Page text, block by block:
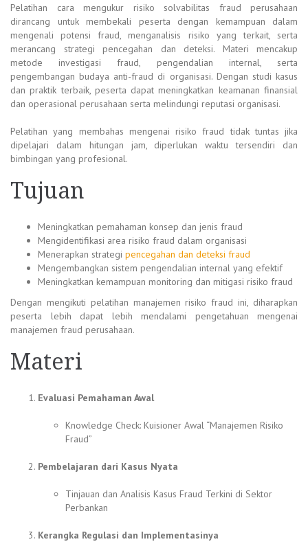
Pelatihan cara mengukur risiko solvabilitas fraud perusahaan
dirancang untuk membekali peserta dengan kemampuan dalam
mengenali potensi fraud, menganalisis risiko yang terkait, serta
merancang strategi pencegahan dan deteksi. Materi mencakup
metode investigasi fraud, pengendalian internal, serta
pengembangan budaya anti-fraud di organisasi. Dengan studi kasus
dan praktik terbaik, peserta dapat meningkatkan keamanan finansial
dan operasional perusahaan serta melindungi reputasi organisasi.
Pelatihan yang membahas mengenai risiko fraud tidak tuntas jika
dipelajari dalam hitungan jam, diperlukan waktu tersendiri dan
bimbingan yang profesional.
Tujuan
Meningkatkan pemahaman konsep dan jenis fraud
Mengidentifikasi area risiko fraud dalam organisasi
Menerapkan strategi pencegahan dan deteksi fraud
Mengembangkan sistem pengendalian internal yang efektif
Meningkatkan kemampuan monitoring dan mitigasi risiko fraud
Dengan mengikuti pelatihan manajemen risiko fraud ini, diharapkan
peserta lebih dapat lebih mendalami pengetahuan mengenai
manajemen fraud perusahaan.
Materi
Evaluasi Pemahaman Awal
Knowledge Check: Kuisioner Awal “Manajemen Risiko
Fraud”
Pembelajaran dari Kasus Nyata
Tinjauan dan Analisis Kasus Fraud Terkini di Sektor
Perbankan
Kerangka Regulasi dan Implementasinya